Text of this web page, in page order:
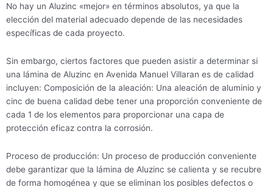
No hay un Aluzinc «mejor» en términos absolutos, ya que la
elección del material adecuado depende de las necesidades
específicas de cada proyecto.
Sin embargo, ciertos factores que pueden asistir a determinar si
una lámina de Aluzinc en Avenida Manuel Villaran es de calidad
incluyen: Composición de la aleación: Una aleación de aluminio y
cinc de buena calidad debe tener una proporción conveniente de
cada 1 de los elementos para proporcionar una capa de
protección eficaz contra la corrosión.
Proceso de producción: Un proceso de producción conveniente
debe garantizar que la lámina de Aluzinc se calienta y se recubre
de forma homogénea y que se eliminan los posibles defectos o